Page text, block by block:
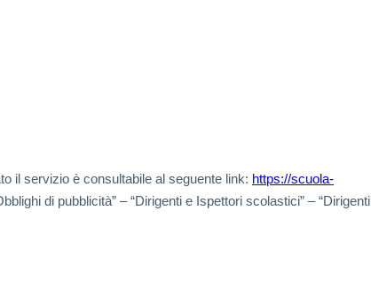
il servizio è consultabile al seguente link: https://scuola-
di pubblicità” – “Dirigenti e Ispettori scolastici” – “Dirigenti